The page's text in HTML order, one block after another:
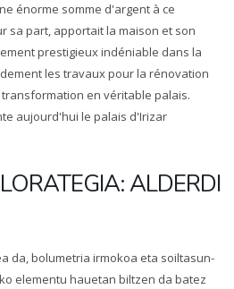
énorme somme d'argent à ce
sa part, apportait la maison et son
prestigieux indéniable dans la
les travaux pour la rénovation
en véritable palais.
aujourd'hui le palais d'Irizar
ALDERDI
da, bolumetria irmokoa eta soiltasun-
elementu hauetan biltzen da batez